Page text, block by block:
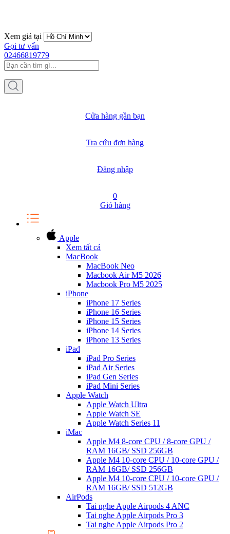
Xem giá tại
Gọi tư vấn
02466819779
Cửa hàng gần bạn
Tra cứu đơn hàng
Đăng nhập
0
Giỏ hàng
Apple
Xem tất cả
MacBook
MacBook Neo
Macbook Air M5 2026
Macbook Pro M5 2025
iPhone
iPhone 17 Series
iPhone 16 Series
iPhone 15 Series
iPhone 14 Series
iPhone 13 Series
iPad
iPad Pro Series
iPad Air Series
iPad Gen Series
iPad Mini Series
Apple Watch
Apple Watch Ultra
Apple Watch SE
Apple Watch Series 11
iMac
Apple M4 8-core CPU / 8-core GPU /
RAM 16GB/ SSD 256GB
Apple M4 10-core CPU / 10-core GPU /
RAM 16GB/ SSD 256GB
Apple M4 10-core CPU / 10-core GPU /
RAM 16GB/ SSD 512GB
AirPods
Tai nghe Apple Airpods 4 ANC
Tai nghe Apple Airpods Pro 3
Tai nghe Apple Airpods Pro 2